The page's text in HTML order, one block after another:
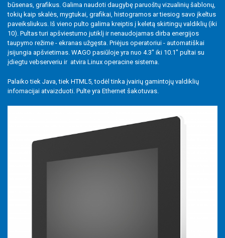
IP65 skydai
Specializuoti produktai
Programos
būsenas, grafikus. Galima naudoti daugybę paruoštų vizualinių šablonų,
tokių kaip skalės, mygtukai, grafikai, histogramos ar tiesiog savo įkeltus
paveiksliukus. Iš vieno pulto galima kreiptis į keletą skirtingų valdiklių (iki
10). Pultas turi apšviestumo jutiklį ir nenaudojamas dirba energijos
taupymo režime - ekranas užgęsta. Priėjus operatoriui - automatiškai
įsijungia apšvietimas. WAGO pasiūloje yra nuo 4.3" iki 10.1" pultai su
įdiegtu vebserveriu ir atvira Linux operacine sistema.
Palaiko tiek Java, tiek HTML5, todėl tinka įvairių gamintojų valdiklių
infomacijai atvaizduoti. Pulte yra Ethernet šakotuvas.